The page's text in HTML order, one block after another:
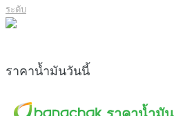
ระดับ
ราคาน้ำมันวันนี้